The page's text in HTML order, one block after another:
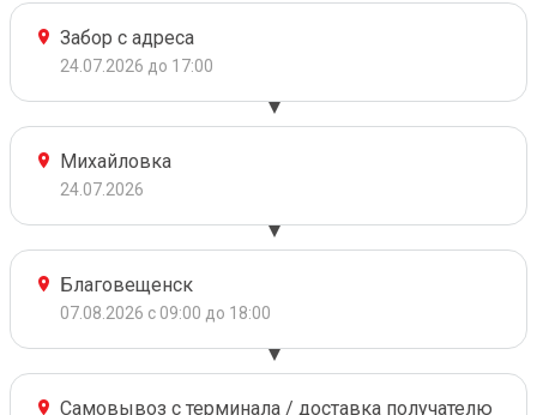
Забор с адреса
24.07.2026 до 17:00
Михайловка
24.07.2026
Благовещенск
07.08.2026 с 09:00 до 18:00
Самовывоз с терминала / доставка получателю